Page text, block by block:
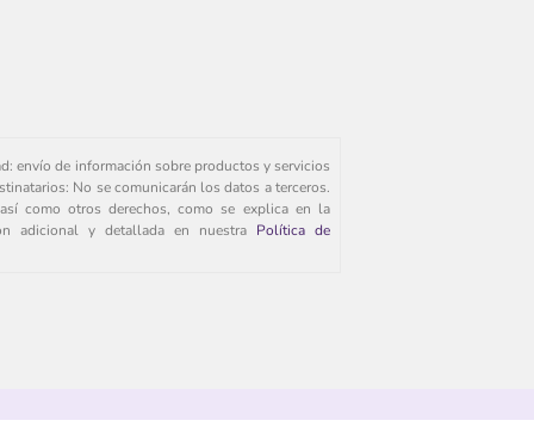
envío de información sobre productos y servicios
No se comunicarán los datos a terceros.
como otros derechos, como se explica en la
adicional y detallada en nuestra Política de